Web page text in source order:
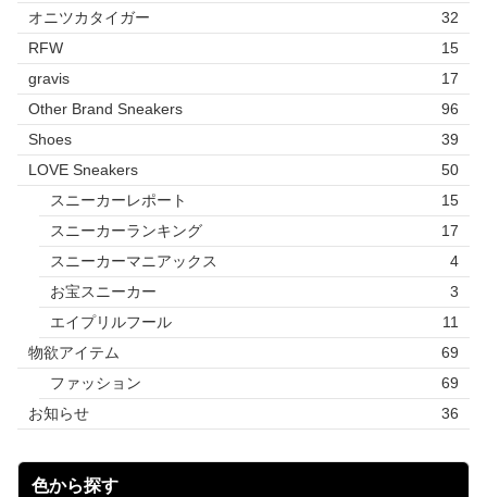
オニツカタイガー
32
RFW
15
gravis
17
Other Brand Sneakers
96
Shoes
39
LOVE Sneakers
50
スニーカーレポート
15
スニーカーランキング
17
スニーカーマニアックス
4
お宝スニーカー
3
エイプリルフール
11
物欲アイテム
69
ファッション
69
お知らせ
36
色から探す